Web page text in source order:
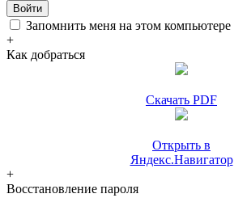
Войти
Запомнить меня на этом компьютере
+
Как добраться
Скачать PDF
Открыть в
Яндекс.Навигатор
+
Восстановление пароля